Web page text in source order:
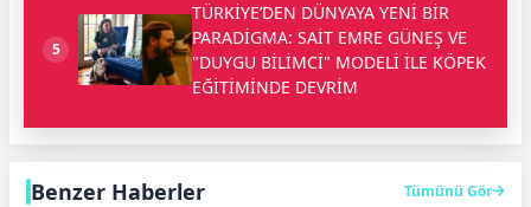
5
TÜRKİYE’DEN DÜNYAYA YENİ BİR
PARADİGMA: SAİT EMRE GÜNEŞ VE
"DUYGU BİLİMCİ" MODELİ İLE KÖPEK
EĞİTİMİNDE DEVRİM
Benzer Haberler Tümünü Gör